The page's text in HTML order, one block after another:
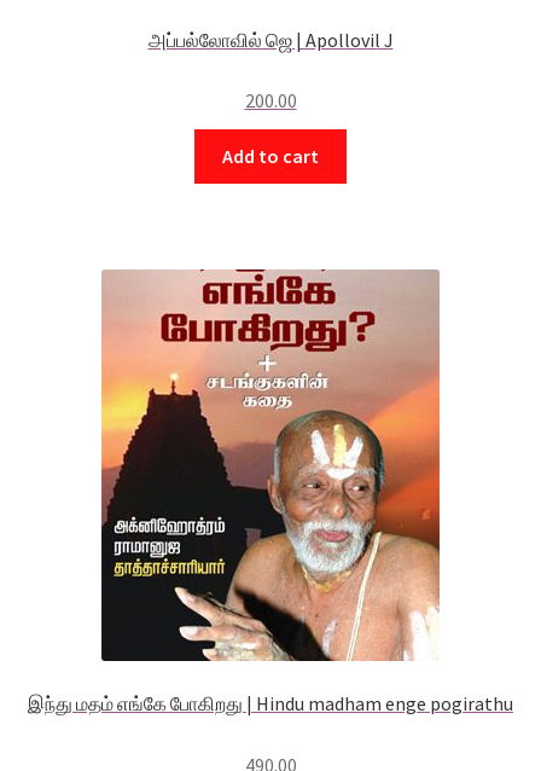
அப்பல்லோவில் ஜெ | Apollovil J
200.00
Add to cart
இந்து மதம் எங்கே போகிறது | Hindu madham enge pogirathu
490.00